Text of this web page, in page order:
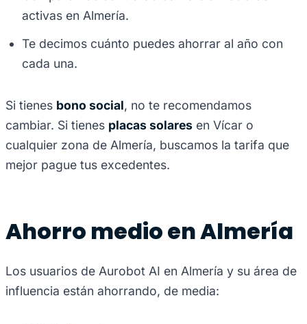
activas en Almería.
Te decimos cuánto puedes ahorrar al año con
cada una.
Si tienes bono social, no te recomendamos
cambiar. Si tienes placas solares en Vícar o
cualquier zona de Almería, buscamos la tarifa que
mejor pague tus excedentes.
Ahorro medio en Almería
Los usuarios de Aurobot AI en Almería y su área de
influencia están ahorrando, de media: